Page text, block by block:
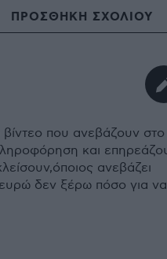
ΠΡΟΣΘΗΚΗ ΣΧΟΛΙΟΥ
που ανεβάζουν στο
και
ανεβάζει
δεν ξέρω πόσο για να